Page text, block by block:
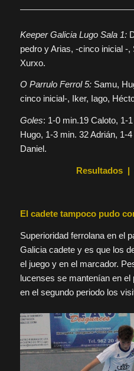
Keeper Galicia Lugo Sala 1:
pedro y Arias, -cinco inicial -
Xurxo.
O Parrulo Ferrol 5:Samu,
cinco inicial-, Iker, Iago,
Goles: 1-0 min.19 Caloto, 1-
Hugo, 1-3 min. 32 Adrián, 1-
Daniel.
Resultados
El cadete tampoco pudo
Superioridad ferrolana en el
Galicia cadete y es que los
el juego y en el marcador.
lucenses se mantenían en el
en el segundo periodo los